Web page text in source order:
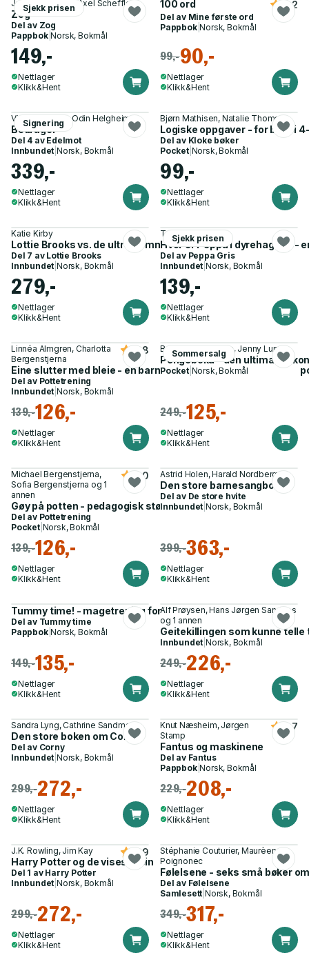
Sjekk prisen
Julia Donaldson, Axel Scheffler
Zog
Del av Zog
Pappbok|Norsk, Bokmål
149,-
Nettlager
Klikk&Hent
100 ord 4.2
Del av Mine første ord
Pappbok|Norsk, Bokmål
99,-90,-
Nettlager
Klikk&Hent
Signering
Victor Sotberg, Odin Helgheim
Bedrager
Del 4 av Edelmot
Innbundet |Norsk, Bokmål
339,-
Nettlager
Klikk&Hent
Bjørn Mathisen, Natalie Thomson
Logiske oppgaver - for barn i
Del av Kloke bøker
Pocket| Norsk, Bokmål
99,-
Nettlager
Klikk&Hent
Katie Kirby
Lottie Brooks vs. de ultraslemme jentene
Del 7 av Lottie Brooks
Innbundet |Norsk, Bokmål
279,-
Nettlager
Klikk&Hent
Sjekk prisen
Toria Hegedus
Hvor er Peppa i dyrehagen? -
Del av Peppa Gris
Innbundet |Norsk, Bokmål
139,-
Nettlager
Klikk&Hent
Linnéa Almgren, Charlotta
Bergenstjerna
Eine slutter med bleie - en barnebok som støtter dere under
4.8
Del av Pottetrening
Innbundet |Norsk, Bokmål
139,-126,-
Nettlager
Klikk&Hent
Sommersalg
Beate Engelschiøn, Jenny Lund
Pengeboka - den ultimate
Pocket| Norsk, Bokmål
249,-125,-
Nettlager
Klikk&Hent
Michael Bergenstjerna,
Sofia Bergenstjerna og 1
annen
Gøy på potten - pedagogisk støtte til pottetreningen
5.0
Del av Pottetrening
Pocket| Norsk, Bokmål
139,-126,-
Nettlager
Klikk&Hent
Astrid Holen, Harald Nordberg
Den store barnesangboka
Del av De store hvite
Innbundet |Norsk, Bokmål
399,-363,-
Nettlager
Klikk&Hent
Tummy time! - magetrening for kropp og hjerne
Del av Tummy time
Pappbok|Norsk, Bokmål
149,-135,-
Nettlager
Klikk&Hent
Alf Prøysen, Hans Jørgen Sandnes
og 1 annen
Geitekillingen som kunne telle
Innbundet |Norsk, Bokmål
249,-226,-
Nettlager
Klikk&Hent
Sandra Lyng, Cathrine Sandmæl
Den store boken om Corny
Del av Corny
Innbundet |Norsk, Bokmål
299,-272,-
Nettlager
Klikk&Hent
Knut Næsheim, Jørgen
Stamp
Fantus og maskinene
3.7
Del av Fantus
Pappbok|Norsk, Bokmål
229,-208,-
Nettlager
Klikk&Hent
J.K. Rowling, Jim Kay
Harry Potter og de vises stein
4.9
Del 1 av Harry Potter
Innbundet |Norsk, Bokmål
299,-272,-
Nettlager
Klikk&Hent
Stéphanie Couturier, Maurèen
Poignonec
Følelsene - seks små bøker
Del av Følelsene
Samlesett |Norsk, Bokmål
349,-317,-
Nettlager
Klikk&Hent